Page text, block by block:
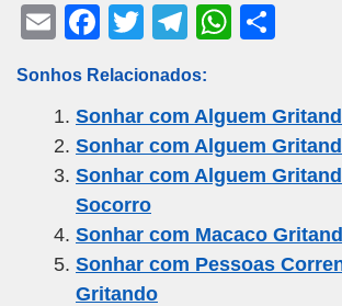
E
ail
F
c
e
b
o
o
k
T
tt
er
T
e
gr
a
m
W
s
A
p
p
e
Sonhos Relacionados:
Sonhar com Alguem
Sonhar com Alguem
Sonhar com Alguem
Socorro
Sonhar com Macaco
Sonhar com Pessoas
Gritando